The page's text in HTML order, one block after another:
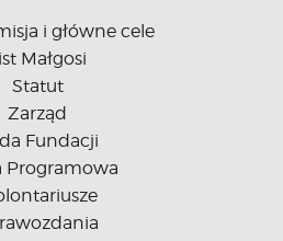
i główne cele
Małgosi
Statut
Zarząd
Fundacji
Programowa